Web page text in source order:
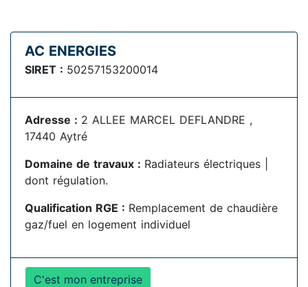
AC ENERGIES
SIRET : 50257153200014
Adresse : 2 ALLEE MARCEL DEFLANDRE ,
17440 Aytré
Domaine de travaux : Radiateurs électriques |
dont régulation.
Qualification RGE : Remplacement de chaudière
gaz/fuel en logement individuel
C'est mon entreprise